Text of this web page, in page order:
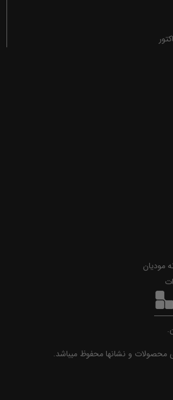
مودیان
محصولات و نشانها محفوظ میباشد.